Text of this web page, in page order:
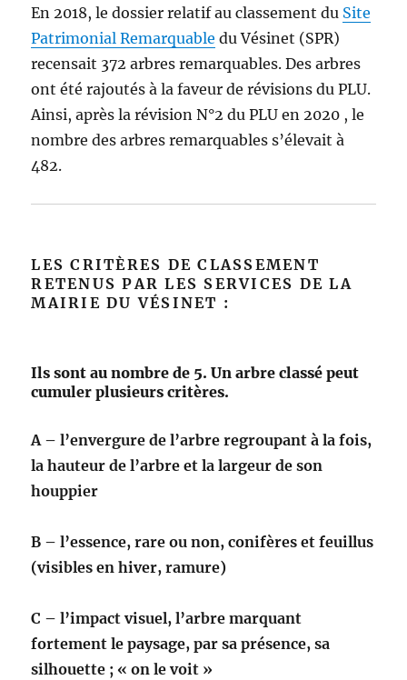
En 2018, le dossier relatif au classement du Site
Patrimonial Remarquable du Vésinet (SPR)
recensait 372 arbres remarquables. Des arbres
ont été rajoutés à la faveur de révisions du PLU.
Ainsi, après la révision N°2 du PLU en 2020 , le
nombre des arbres remarquables s’élevait à
482.
LES CRITÈRES DE CLASSEMENT
RETENUS PAR LES SERVICES DE LA
MAIRIE DU VÉSINET :
Ils sont au nombre de 5. Un arbre classé peut
cumuler plusieurs critères.
A – l’envergure de l’arbre regroupant à la fois,
la hauteur de l’arbre et la largeur de son
houppier
B – l’essence, rare ou non, conifères et feuillus
(visibles en hiver, ramure)
C – l’impact visuel, l’arbre marquant
fortement le paysage, par sa présence, sa
silhouette ; « on le voit »